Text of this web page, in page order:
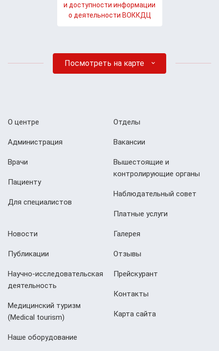
и доступности информации
о деятельности ВОККДЦ
Посмотреть на карте
О центре
Администрация
Врачи
Пациенту
Для специалистов
Отделы
Вакансии
Вышестоящие и
контролирующие органы
Наблюдательный совет
Платные услуги
Новости
Публикации
Научно-исследовательская
деятельность
Медицинский туризм
(Мedical tourism)
Наше оборудование
Галерея
Отзывы
Прейскурант
Контакты
Карта сайта